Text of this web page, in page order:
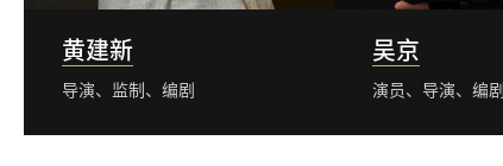
黄建新
导演、监制、编剧
吴京
演员、导演、编剧